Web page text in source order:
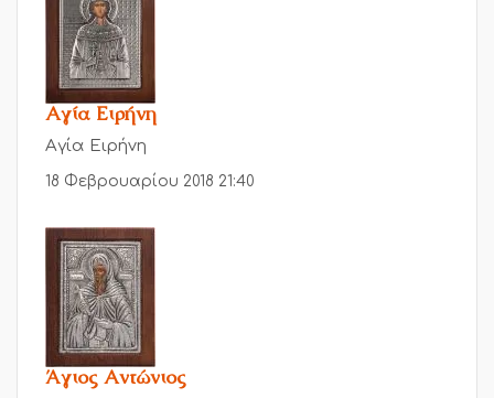
Αγία Ειρήνη
Αγία Ειρήνη
18 Φεβρουαρίου 2018 21:40
Άγιος Αντώνιος